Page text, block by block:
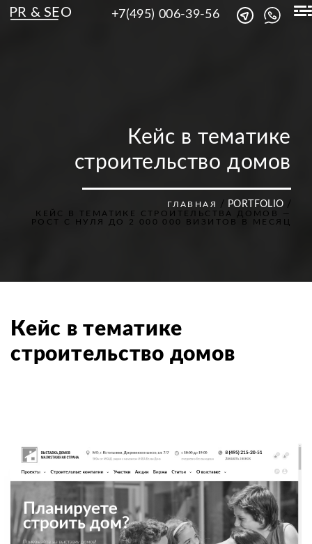
PR & SEO +7(495) 006-39-56
Кейс в тематике
строительство домов
ГЛАВНАЯ / PORTFOLIO /
КЕЙС В ТЕМАТИКЕ СТРОИТЕЛЬСТВА ДОМОВ —
РОСТ С НУЛЯ ДО 2 000 000 ВИЗИТОВ В МЕСЯЦ
Кейс в тематике
строительство домов